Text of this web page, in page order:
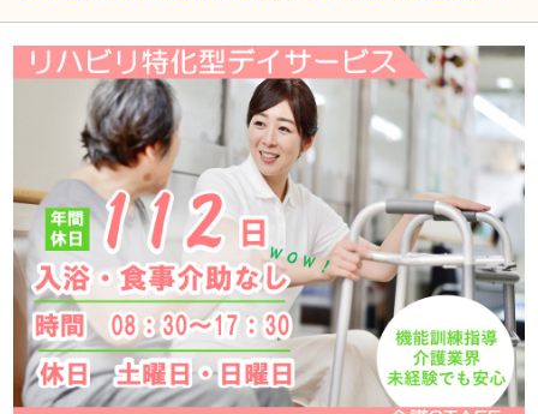
個人情報の取扱いについて
株式会社フォーテック（以下「当社」といいます）は、当プ
ライバシーポリシーを掲示し、当プライバシーポリシーに準
拠して提供されるサービス（以下「本サービス」といいま
す）の利用企業・団体等（以下「利用企業等」といいます）
および本サービスをご利用になる方（以下「ユーザー」とい
います）のプライバシーを尊重し、ユーザーの個人情報の管
理に細心の注意を払い、これを取扱うものとします。
個人情報の利用目的